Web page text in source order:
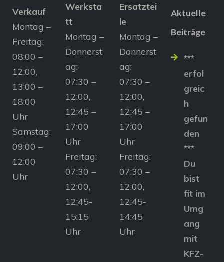
Verkauf
Montag –
Freitag:
08:00 –
12:00,
13:00 –
18:00
Uhr
Samstag:
09:00 –
12:00
Uhr
Werksta
tt
Montag –
Donnerst
ag:
07:30 –
12:00,
12:45 –
17:00
Uhr
Freitag:
07:30 –
12:00,
12:45-
15:15
Uhr
Ersatztei
le
Montag –
Donnerst
ag:
07:30 –
12:00,
12:45 –
17:00
Uhr
Freitag:
07:30 –
12:00,
12:45-
14:45
Uhr
Aktuelle
Beiträge
***
erfol
greic
h
gefun
den
***
Du
bist
fit im
Umg
ang
mit
KFZ-